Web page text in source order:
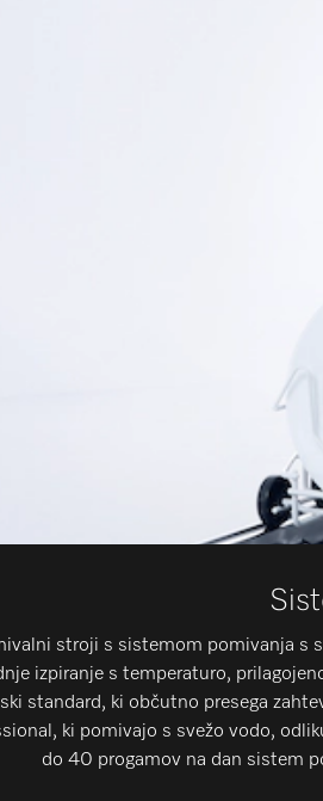
stroji s sistemom pomivanja s
izpiranje s temperaturo,
standard, ki občutno presega
ki pomivajo s svežo vodo,
do 40 progamov na dan sistem